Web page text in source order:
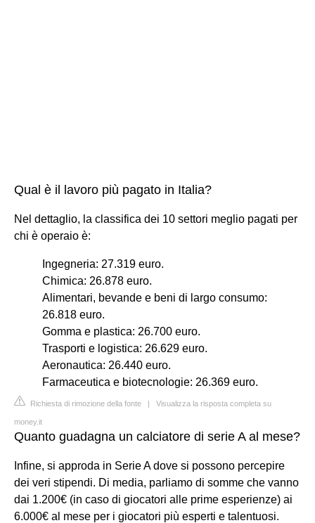
Qual è il lavoro più pagato in Italia?
Nel dettaglio, la classifica dei 10 settori meglio pagati per
chi è operaio è:
Ingegneria: 27.319 euro.
Chimica: 26.878 euro.
Alimentari, bevande e beni di largo consumo:
26.818 euro.
Gomma e plastica: 26.700 euro.
Trasporti e logistica: 26.629 euro.
Aeronautica: 26.440 euro.
Farmaceutica e biotecnologie: 26.369 euro.
Richiesta di rimozione della fonte | Visualizza la risposta completa su
money.it
Quanto guadagna un calciatore di serie A al mese?
Infine, si approda in Serie A dove si possono percepire
dei veri stipendi. Di media, parliamo di somme che vanno
dai 1.200€ (in caso di giocatori alle prime esperienze) ai
6.000€ al mese per i giocatori più esperti e talentuosi.